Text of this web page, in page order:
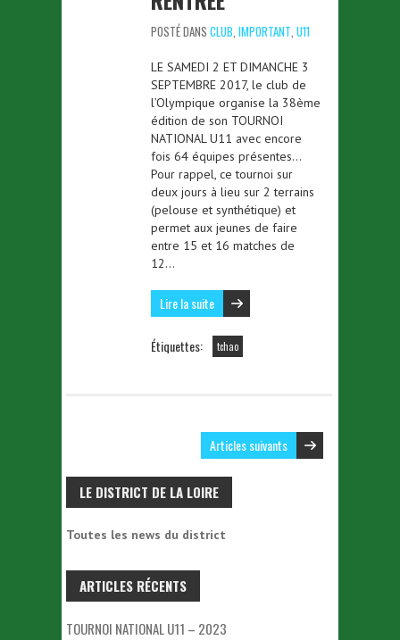
POSTÉ DANS CLUB, IMPORTANT, U11
LE SAMEDI 2 ET DIMANCHE 3
SEPTEMBRE 2017, le club de
l’Olympique organise la 38ème
édition de son TOURNOI
NATIONAL U11 avec encore
fois 64 équipes présentes…
Pour rappel, ce tournoi sur
deux jours à lieu sur 2 terrains
(pelouse et synthétique) et
permet aux jeunes de faire
entre 15 et 16 matches de
12…
Lire la suite
Étiquettes: tchao
Articles suivants
LE DISTRICT DE LA LOIRE
Toutes les news du district
ARTICLES RÉCENTS
TOURNOI NATIONAL U11 – 2023